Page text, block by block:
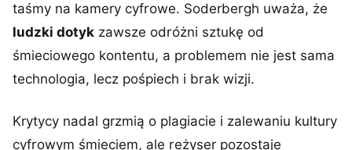
taśmy na kamery cyfrowe. Soderbergh uważa, że
ludzki dotyk zawsze odróżni sztukę od
śmieciowego kontentu, a problemem nie jest sama
technologia, lecz pośpiech i brak wizji.
Krytycy nadal grzmią o plagiacie i zalewaniu kultury
cyfrowym śmieciem, ale reżyser pozostaje